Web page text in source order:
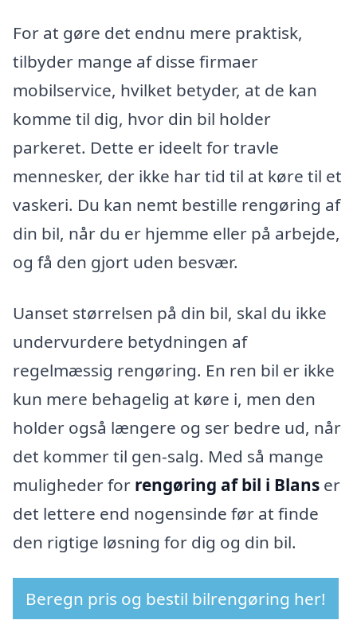
For at gøre det endnu mere praktisk,
tilbyder mange af disse firmaer
mobilservice, hvilket betyder, at de kan
komme til dig, hvor din bil holder
parkeret. Dette er ideelt for travle
mennesker, der ikke har tid til at køre til et
vaskeri. Du kan nemt bestille rengøring af
din bil, når du er hjemme eller på arbejde,
og få den gjort uden besvær.
Uanset størrelsen på din bil, skal du ikke
undervurdere betydningen af
regelmæssig rengøring. En ren bil er ikke
kun mere behagelig at køre i, men den
holder også længere og ser bedre ud, når
det kommer til gen-salg. Med så mange
muligheder for rengøring af bil i Blans er
det lettere end nogensinde før at finde
den rigtige løsning for dig og din bil.
Beregn pris og bestil bilrengøring her!